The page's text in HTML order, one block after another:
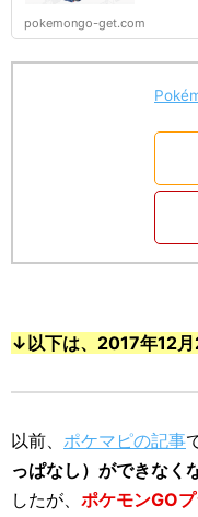
pokemongo-get.com
↓以下は、2017年12月
以前、 ポケマピの記事
っぱなし）ができなく
したが、 ポケモンGO